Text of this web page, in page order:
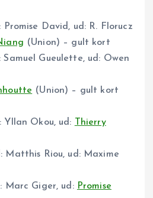
Promise David, ud: R. Florucz
(Union) – gult kort
Samuel Gueulette, ud: Owen
(Union) – gult kort
Yllan Okou, ud: Thierry
Matthis Riou, ud: Maxime
Marc Giger, ud: Promise